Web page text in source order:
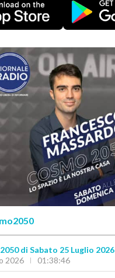
di Sabato 25 Luglio 2026
2026
01:38:46